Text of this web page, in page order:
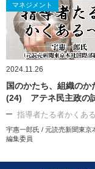
マネジメント
2024.11.26
国のかたち、組織のか
(24) アテネ民主政の
指導者たる者かくあ
宇惠一郎氏 / 元読売新聞東京
編集委員